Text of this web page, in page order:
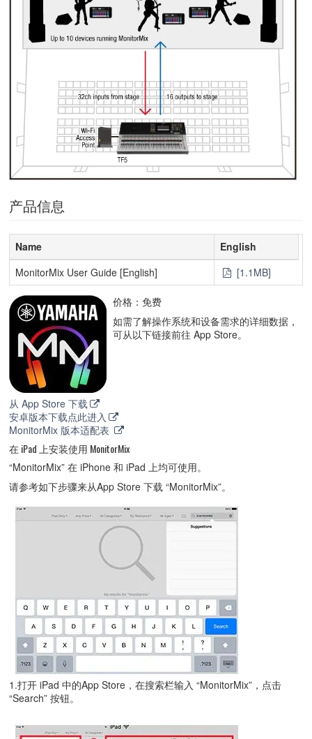
产品信息
Name
English
MonitorMix User Guide [English]
[1.1MB]
价格：免费
如需了解操作系统和设备需求的详细数据，
可从以下链接前往 App Store。
从 App Store 下载
安卓版本下载点此进入
MonitorMix 版本适配表
在 iPad 上安装使用 MonitorMix
“MonitorMix” 在 iPhone 和 iPad 上均可使用。
请参考如下步骤来从App Store 下载 “MonitorMix”。
1.打开 iPad 中的App Store，在搜索栏输入 “MonitorMix”，点击
“Search” 按钮。